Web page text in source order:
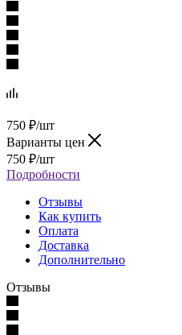
750 ₽/шт
Варианты цен
750 ₽/шт
Подробности
Отзывы
Как купить
Оплата
Доставка
Дополнительно
Отзывы